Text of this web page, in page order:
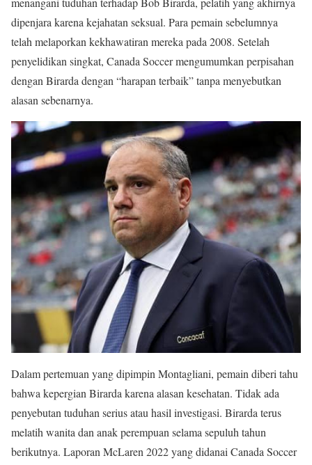
dipenjara karena kejahatan seksual. Para pemain sebelumnya
telah melaporkan kekhawatiran mereka pada 2008. Setelah
penyelidikan singkat, Canada Soccer mengumumkan perpisahan
dengan Birarda dengan “harapan terbaik” tanpa menyebutkan
alasan sebenarnya.
Dalam pertemuan yang dipimpin Montagliani, pemain diberi tahu
bahwa kepergian Birarda karena alasan kesehatan. Tidak ada
penyebutan tuduhan serius atau hasil investigasi. Birarda terus
melatih wanita dan anak perempuan selama sepuluh tahun
berikutnya. Laporan McLaren 2022 yang didanai Canada Soccer